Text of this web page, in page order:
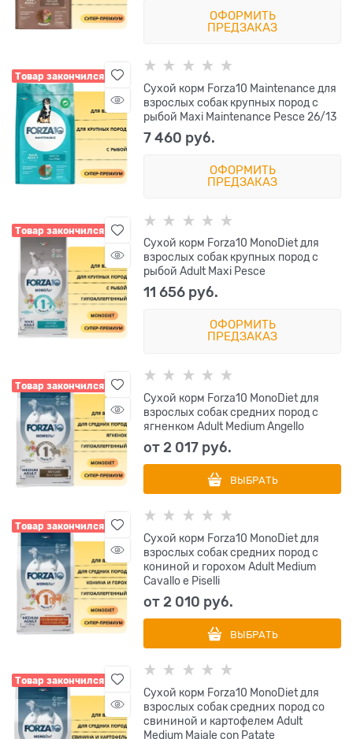
ОФОРМИТЬ
ПРЕДЗАКАЗ
Товар закончился
Сухой корм Forza10 Maintenance для
взрослых собак крупных пород с
рыбой Maxi Maintenance Pesce 26/13
7 460 руб.
ОФОРМИТЬ
ПРЕДЗАКАЗ
Товар закончился
Сухой корм Forza10 MonoDiet для
взрослых собак крупных пород c
рыбой Adult Maxi Pesce
11 656 руб.
ОФОРМИТЬ
ПРЕДЗАКАЗ
Товар закончился
Сухой корм Forza10 MonoDiet для
взрослых собак средних пород с
ягненком Adult Medium Angello
от2 017 руб.
ВЫБРАТЬ
Товар закончился
Сухой корм Forza10 MonoDiet для
взрослых собак средних пород с
кониной и горохом Adult Medium
Cavallo e Piselli
от2 010 руб.
ВЫБРАТЬ
Товар закончился
Сухой корм Forza10 MonoDiet для
взрослых собак средних пород со
свининой и картофелем Adult
Medium Maiale con Patate